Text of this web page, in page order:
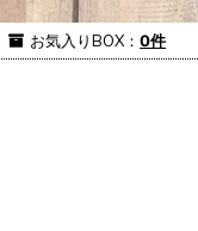
お気入りBOX ：0件